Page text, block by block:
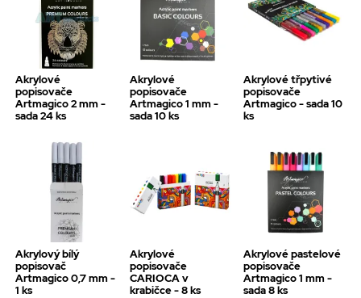
Akrylové
popisovače
Artmagico 2 mm -
sada 24 ks
Akrylové
popisovače
Artmagico 1 mm -
sada 10 ks
Akrylové třpytivé
popisovače
Artmagico - sada 10
ks
Akrylový bílý
popisovač
Artmagico 0,7 mm -
1 ks
Akrylové
popisovače
CARIOCA v
krabičce - 8 ks
Akrylové pastelové
popisovače
Artmagico 1 mm -
sada 8 ks